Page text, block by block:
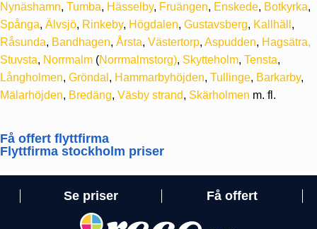
Nynäshamn, Tumba, Hässelby, Fruängen, Enskede, Botkyrka,
Spånga, Älvsjö, Rinkeby, Högdalen, Gustavsberg, Kallhäll ,
Råsunda, Bandhagen, Årsta, Västertorp, Aspudden, Hagsätra,
Stuvsta, Norrmalm (Norrmalmstorg), Skytteholm, Tensta,
Långholmen, Gröndal , Hammarbyhöjden, Tullinge, Barkarby,
Mälarhöjden, Bredäng, Väsby strand, Skärholmen m. fl.
Få offert flyttfirma
Flyttfirma stockholm priser
Se priser Få offert